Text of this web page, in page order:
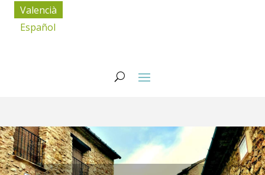
Valencià
Español